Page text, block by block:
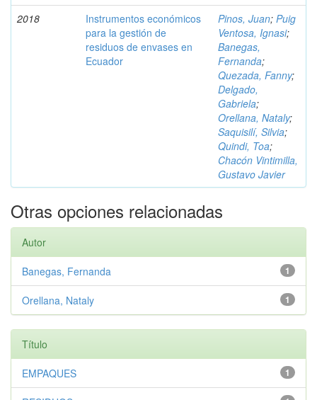
2018
Instrumentos económicos
para la gestión de
residuos de envases en
Ecuador
Pinos, Juan; Puig
Ventosa, Ignasi;
Banegas,
Fernanda;
Quezada, Fanny;
Delgado,
Gabriela;
Orellana, Nataly;
Saquisilí, Silvia;
Quindi, Toa;
Chacón Vintimilla,
Gustavo Javier
Otras opciones relacionadas
Autor
1
Banegas, Fernanda
1
Orellana, Nataly
Título
1
EMPAQUES